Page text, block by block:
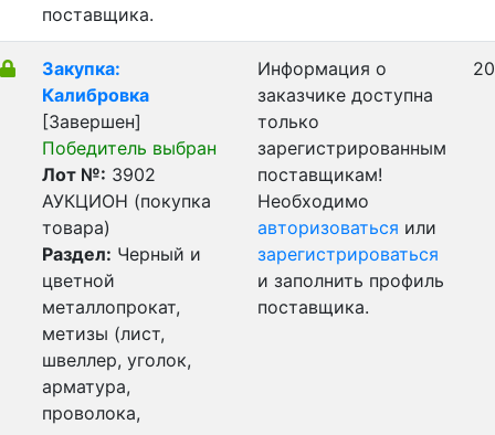
поставщика.
Закупка:
Калибровка
[Завершен]
Победитель выбран
Лот №: 3902
АУКЦИОН (покупка
товара)
Раздел: Черный и
цветной
металлопрокат,
метизы (лист,
швеллер, уголок,
арматура,
проволока,
Информация о
заказчике доступна
только
зарегистрированным
поставщикам!
Необходимо
авторизоваться или
зарегистрироваться
и заполнить профиль
поставщика.